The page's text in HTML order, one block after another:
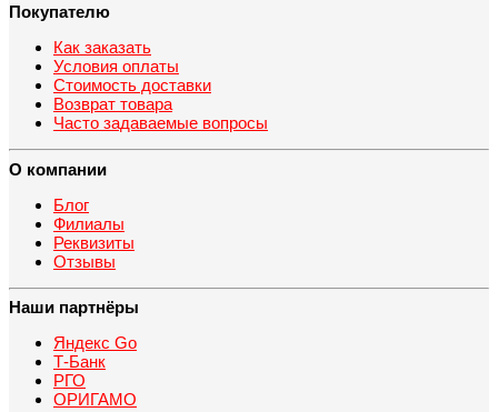
Покупателю
Как заказать
Условия оплаты
Стоимость доставки
Возврат товара
Часто задаваемые вопросы
О компании
Блог
Филиалы
Реквизиты
Отзывы
Наши партнёры
Яндекс Go
Т-Банк
РГО
ОРИГАМО